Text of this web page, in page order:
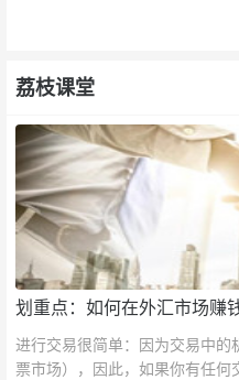
荔枝课堂
划重点：如何在外汇市场赚
进行交易很简单：因为交易中
票市场），因此，如果你有任